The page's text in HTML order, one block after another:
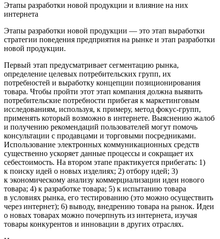
Этапы разработки новой продукции и влияние на них
интернета
Этапы разработки новой продукции — это этап выработки
стратегии поведения предприятия на рынке и этап разработки
новой продукции.
Первый этап предусматривает сегментацию рынка,
определение целевых потребительских групп, их
потребностей и выработку концепции позиционирования
товара. Чтобы пройти этот этап компания должна выявить
потребительские потребности прибегая к маркетинговым
исследованиям, используя, к примеру, метод фокус-групп,
применять который возможно в интернете. Выяснению жалоб
и получению рекомендаций пользователей могут помочь
консультации с продавцами и торговыми посредниками.
Использование электронных коммуникационных средств
существенно ускоряет данные процессы и сокращает их
себестоимость. На втором этапе практикуется прибегать: 1)
к поиску идей о новых изделиях; 2) отбору идей; 3)
к экономическому анализу коммерциализации идеи нового
товара; 4) к разработке товара; 5) к испытанию товара
в условиях рынка, его тестированию (это можно осуществить
через интернет); 6) выводу, внедрению товара на рынок. Идеи
о новых товарах можно почерпнуть из интернета, изучая
товары конкурентов и инновации в других отраслях.